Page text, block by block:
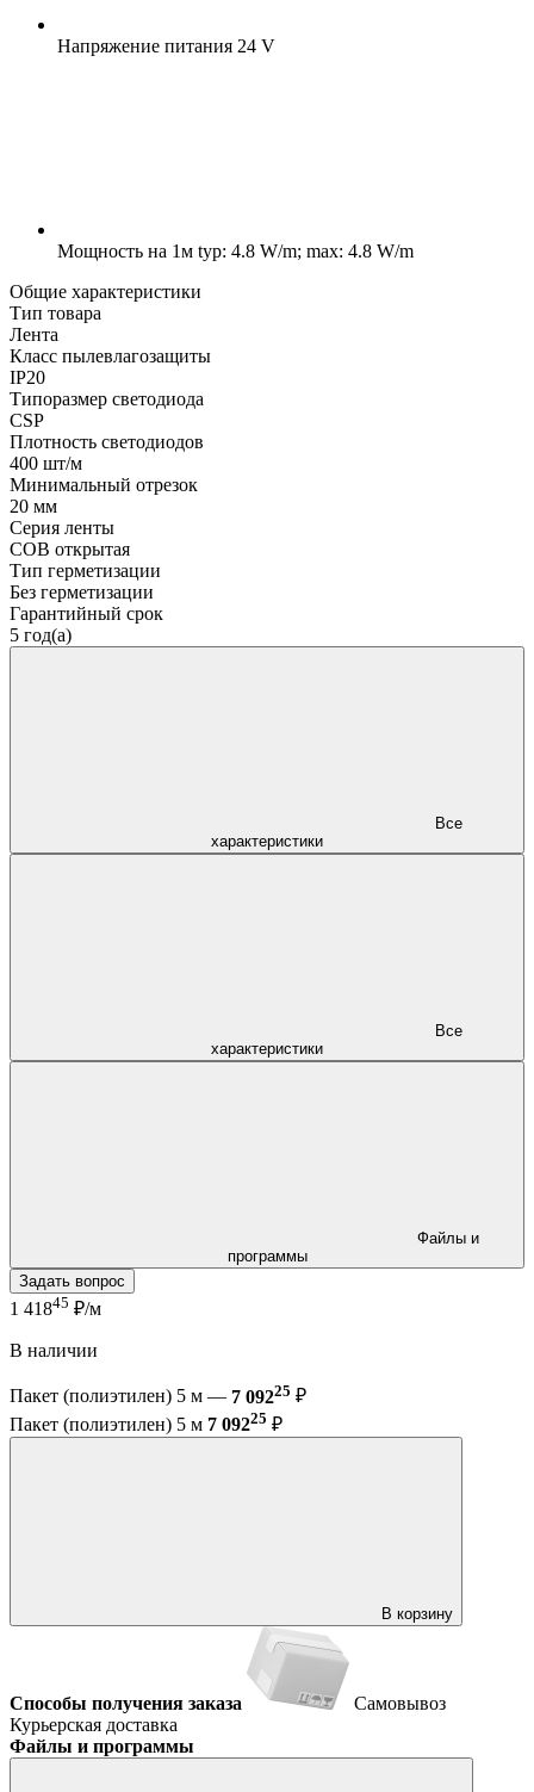
Напряжение питания 24 V
Мощность на 1м typ: 4.8 W/m; max: 4.8 W/m
Общие характеристики
Тип товара
Лента
Класс пылевлагозащиты
IP20
Типоразмер светодиода
CSP
Плотность светодиодов
400 шт/м
Минимальный отрезок
20 мм
Серия ленты
COB открытая
Тип герметизации
Без герметизации
Гарантийный срок
5 год(а)
характеристики
характеристики
программы
Задать вопрос
1 41845 ₽/м
В наличии
Пакет (полиэтилен) 5 м — 7 09225 ₽
Пакет (полиэтилен) 5 м 7 09225 ₽
В корзину
Способы получения заказа
Самовывоз
Курьерская доставка
Файлы и программы